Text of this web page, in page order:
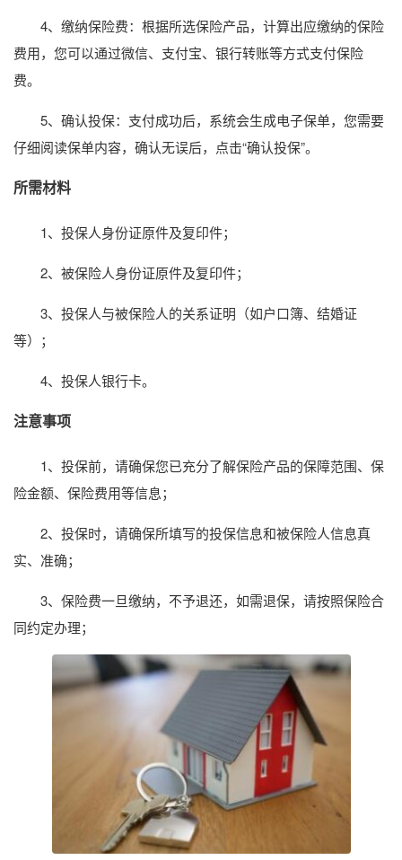
4、缴纳保险费：根据所选保险产品，计算出应缴纳的保险
费用，您可以通过微信、支付宝、银行转账等方式支付保险
费。
5、确认投保：支付成功后，系统会生成电子保单，您需要
仔细阅读保单内容，确认无误后，点击“确认投保”。
所需材料
1、投保人身份证原件及复印件；
2、被保险人身份证原件及复印件；
3、投保人与被保险人的关系证明（如户口簿、结婚证
等）；
4、投保人银行卡。
注意事项
1、投保前，请确保您已充分了解保险产品的保障范围、保
险金额、保险费用等信息；
2、投保时，请确保所填写的投保信息和被保险人信息真
实、准确；
3、保险费一旦缴纳，不予退还，如需退保，请按照保险合
同约定办理；